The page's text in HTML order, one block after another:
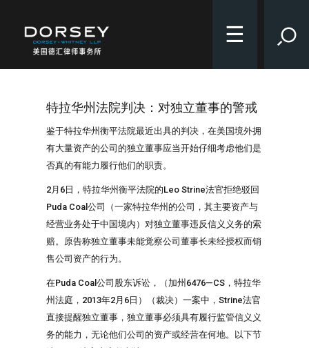
☰
特拉华州法院判决：对独立董事的警戒
鉴于特拉华州衡平法院最近出具的判决，在美国境外拥
有大量资产的公司的独立董事应当开始仔细考虑他们是
否真的有能力履行他们的职责。
2月6日，特拉华州衡平法院的Leo Strine法官拒绝驳回
Puda Coal公司（一家特拉华州的公司，其主要资产与
经营业务处于中国境内）对独立董事违反信义义务的索
赔。原告称独立董事未能觉察公司董事长未经授权而销
售公司资产的行为。
在Puda Coal公司股东诉讼，（加州6476—CS，特拉华
州法庭，2013年2月6日）（裁决）一案中，Strine法官
直接提醒独立董事，独立董事必须具有履行监管信义义
务的能力，无论他们公司的资产或经营在何地。以下节